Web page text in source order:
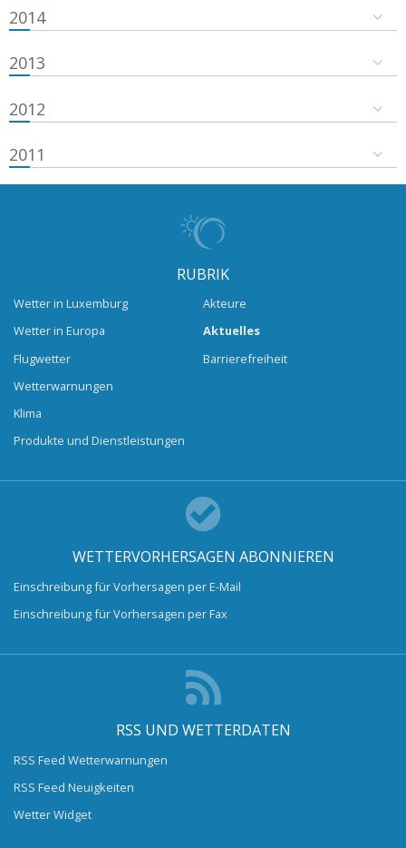
2014
2013
2012
2011
RUBRIK
Wetter in Luxemburg
Wetter in Europa
Flugwetter
Wetterwarnungen
Klima
Produkte und Dienstleistungen
Akteure
Aktuelles
Barrierefreiheit
WETTERVORHERSAGEN ABONNIEREN
Einschreibung für Vorhersagen per E-Mail
Einschreibung für Vorhersagen per Fax
RSS UND WETTERDATEN
RSS Feed Wetterwarnungen
RSS Feed Neuigkeiten
Wetter Widget